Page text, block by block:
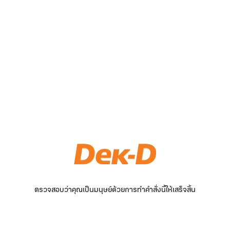
ตรวจสอบว่าคุณเป็นมนุษย์ด้วยการทำคำสั่งนี้ให้เสร็จสิ้น